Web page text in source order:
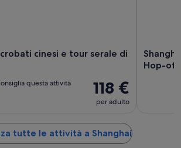
cinesi e tour serale di
118 €
per adulto
questa attività
Hop-off
tutte le attività a Shanghai